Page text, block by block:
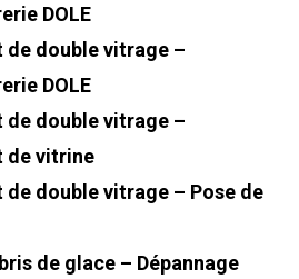
DOLE
de double vitrage –
DOLE
de double vitrage –
de vitrine
de double vitrage – Pose de
de glace – Dépannage